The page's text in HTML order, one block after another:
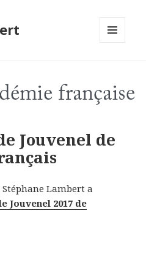
Jouvenel de
Lambert a
Jouvenel 2017 de